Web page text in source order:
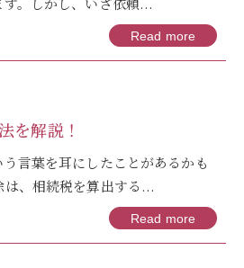
Read more
を解説！
言葉を耳にしたことがあるかも
、相続税を算出する...
Read more